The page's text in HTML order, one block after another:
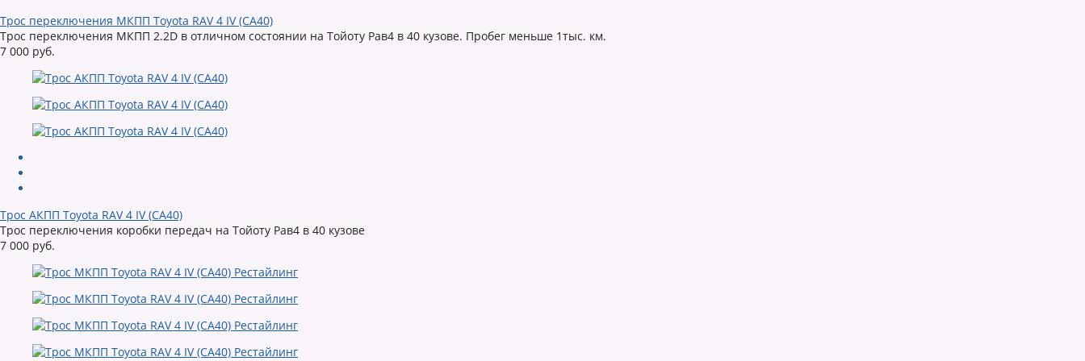
Трос переключения МКПП Toyota RAV 4 IV (CA40)
Трос переключения МКПП 2.2D в отличном состоянии на Тойоту Рав4 в 40 кузове. Пробег меньше 1тыс. км.
7 000 руб.
Трос АКПП Toyota RAV 4 IV (CA40)
Трос переключения коробки передач на Тойоту Рав4 в 40 кузове
7 000 руб.